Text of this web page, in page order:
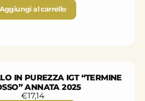
Aggiungi al carrello
IN PUREZZA IGT “TERMINE
ANNATA 2025
€17,14